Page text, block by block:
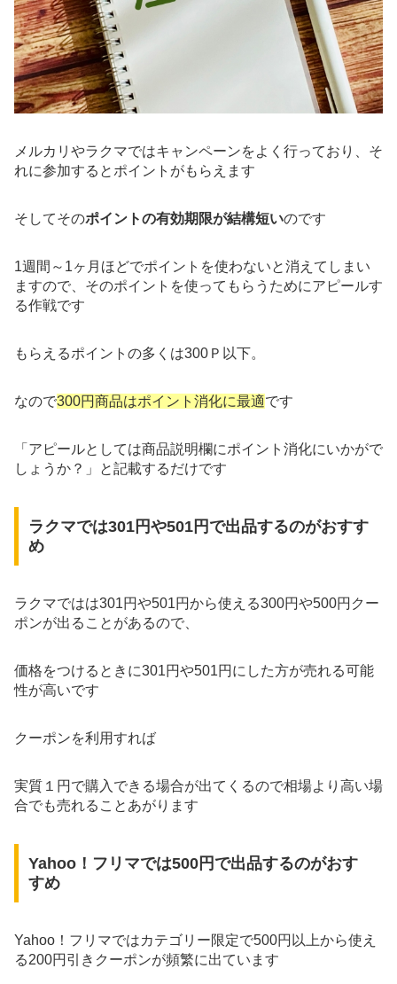
メルカリやラクマではキャンペーンをよく行っており、そ
れに参加するとポイントがもらえます
そしてそのポイントの有効期限が結構短いのです
1週間～1ヶ月ほどでポイントを使わないと消えてしまい
ますので、そのポイントを使ってもらうためにアピールす
る作戦です
もらえるポイントの多くは300Ｐ以下。
なので300円商品はポイント消化に最適です
「アピールとしては商品説明欄にポイント消化にいかがで
しょうか？」と記載するだけです
ラクマでは301円や501円で出品するのがおすす
め
ラクマではは301円や501円から使える300円や500円クー
ポンが出ることがあるので、
価格をつけるときに301円や501円にした方が売れる可能
性が高いです
クーポンを利用すれば
実質１円で購入できる場合が出てくるので相場より高い場
合でも売れることあがります
Yahoo！フリマでは500円で出品するのがおす
すめ
Yahoo！フリマではカテゴリー限定で500円以上から使え
る200円引きクーポンが頻繁に出ています